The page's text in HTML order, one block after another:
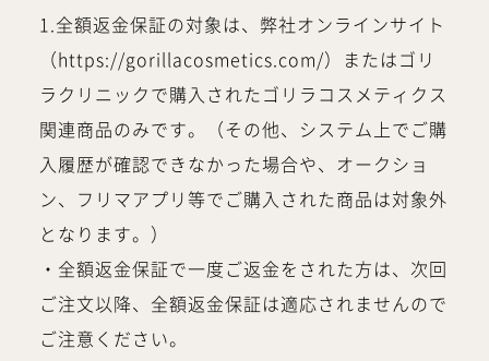
1.全額返金保証の対象は、弊社オンラインサイト
（https://gorillacosmetics.com/）またはゴリ
ラクリニックで購入されたゴリラコスメティクス
関連商品のみです。（その他、システム上でご購
入履歴が確認できなかった場合や、オークショ
ン、フリマアプリ等でご購入された商品は対象外
となります。）
・全額返金保証で一度ご返金をされた方は、次回
ご注文以降、全額返金保証は適応されませんので
ご注意ください。